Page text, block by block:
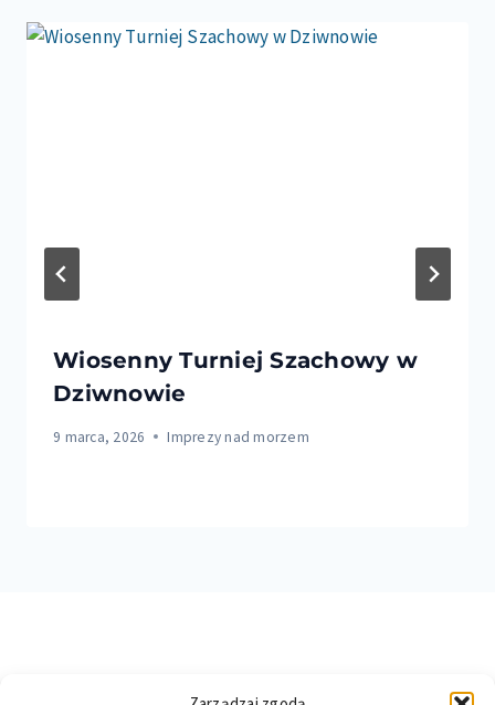
Wiosenny Turniej Szachowy w
Dziwnowie
9 marca, 2026 Imprezy nad morzem